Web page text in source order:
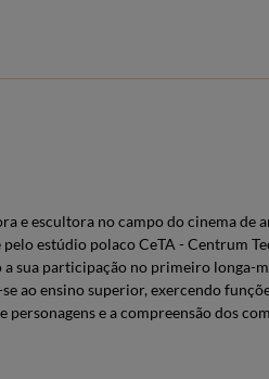
e escultora no campo do cinema de
estúdio polaco CeTA - Centrum
sua participação no primeiro longa-
ao ensino superior, exercendo
e a compreensão dos